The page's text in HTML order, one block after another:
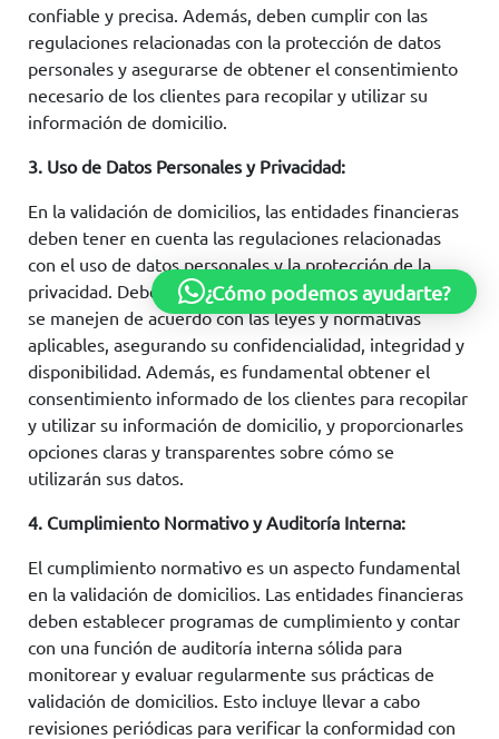
confiable y precisa. Además, deben cumplir con las
regulaciones relacionadas con la protección de datos
personales y asegurarse de obtener el consentimiento
necesario de los clientes para recopilar y utilizar su
información de domicilio.
3. Uso de Datos Personales y Privacidad:
En la validación de domicilios, las entidades financieras
deben tener en cuenta las regulaciones relacionadas
con el uso de datos personales y la protección de la
privacidad. Deben garantizar que los datos de domicilio
se manejen de acuerdo con las leyes y normativas
aplicables, asegurando su confidencialidad, integridad y
disponibilidad. Además, es fundamental obtener el
consentimiento informado de los clientes para recopilar
y utilizar su información de domicilio, y proporcionarles
opciones claras y transparentes sobre cómo se
utilizarán sus datos.
4. Cumplimiento Normativo y Auditoría Interna:
El cumplimiento normativo es un aspecto fundamental
en la validación de domicilios. Las entidades financieras
deben establecer programas de cumplimiento y contar
con una función de auditoría interna sólida para
monitorear y evaluar regularmente sus prácticas de
validación de domicilios. Esto incluye llevar a cabo
revisiones periódicas para verificar la conformidad con
¿Cómo podemos ayudarte?